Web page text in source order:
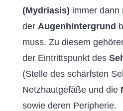
(Mydriasis) immer dann
der Augenhintergrund
muss. Zu diesem
der Eintrittspunkt des
(Stelle des schärfsten
Netzhautgefäße und die
sowie deren Peripherie.